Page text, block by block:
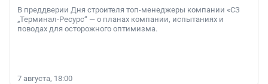
В преддверии Дня строителя топ-менеджеры компании «СЗ
„Терминал-Ресурс“ — о планах компании, испытаниях и
поводах для осторожного оптимизма.
7 августа, 18:00